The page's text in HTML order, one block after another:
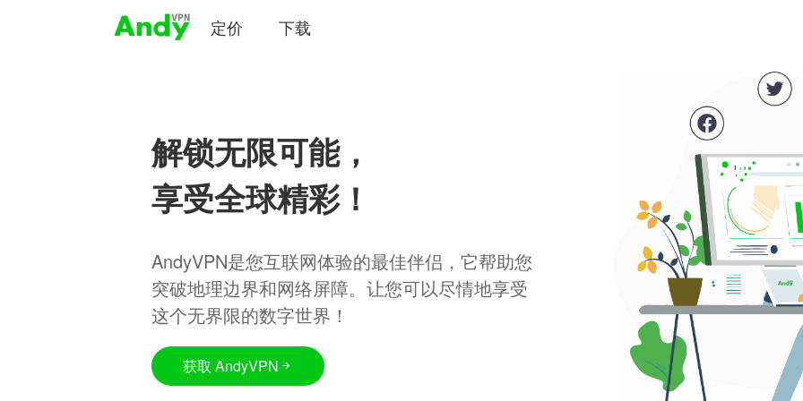
定价 下载
解锁无限可能，
享受全球精彩！
AndyVPN是您互联网体验的最佳伴侣，它帮助您
突破地理边界和网络屏障。让您可以尽情地享受
这个无界限的数字世界！
获取 AndyVPN